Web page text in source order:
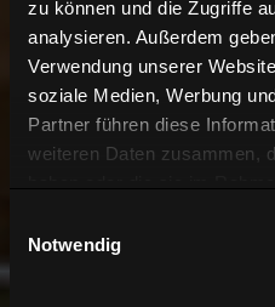
zu können und die Zugriffe
analysieren. Außerdem
Verwendung unserer
soziale Medien, Werbung
Partner führen diese
weiteren Daten zusammen,
Notwendig